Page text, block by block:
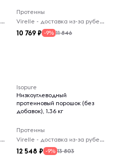
Virelle - доставка из-за рубежа
Протеины
Virelle - доставка из-за рубежа
10 769 -9% 11 846
Virelle - доставка из-за рубежа
Isopure
Низкоуглеводный
протеиновый порошок (без
добавок), 1.36 кг
Протеины
Virelle - доставка из-за рубежа
12 548 -9% 13 803